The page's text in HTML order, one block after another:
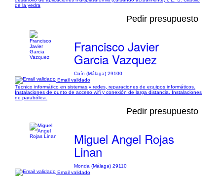
de la yedra
Pedir presupuesto
Francisco Javier
Garcia Vazquez
Coín (Málaga) 29100
Email validado
Técnico informático en sistemas y redes, reparaciones de equipos informáticos.
Instalaciones de punto de acceso wifi y conexión de larga distancia. Instalaciones
de parabólica.
Pedir presupuesto
Miguel Angel Rojas
Linan
Monda (Málaga) 29110
Email validado